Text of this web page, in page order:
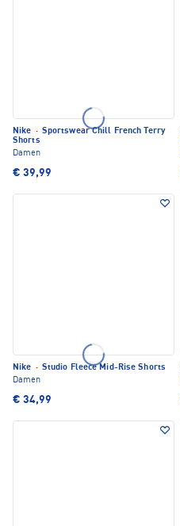
Nike · Sportswear Chill French Terry
Shorts
Damen
€ 39,99
Nike · Studio Fleece Mid-Rise Shorts
Damen
€ 34,99